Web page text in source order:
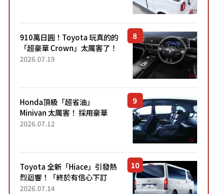
了！...
910萬日圓！Toyota 玩真的的
「超豪華 Crown」太厲害了！
採用由「匠人技藝」打造的
2026.07.19
Honda頂級「超省油」
Minivan 太厲害！ 採用豪華
「真皮座椅」與專屬「黑色內
「三...
2026.07.12
Toyota 全新「Hiace」引發熱
烈迴響！「終於有信心下訂
了！」「哪個等級交車最
2026.07.14